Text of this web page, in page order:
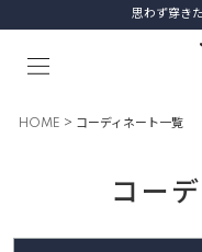
思わず穿き
HOME コーディネート一覧
コー